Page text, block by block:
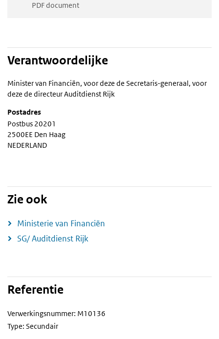
PDF document
Verantwoordelijke
Minister van Financiën, voor deze de Secretaris-generaal, voor
deze de directeur Auditdienst Rijk
Postadres
Postbus 20201
2500EE Den Haag
NEDERLAND
Zie ook
Ministerie van Financiën
SG/ Auditdienst Rijk
Referentie
Verwerkingsnummer: M10136
Type: Secundair